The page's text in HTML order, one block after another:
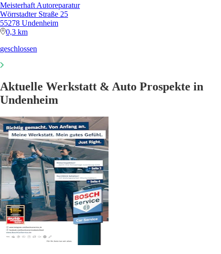
Meisterhaft Autoreparatur
Wörrstadter Straße 25
55278 Undenheim
0,3 km
geschlossen
Aktuelle Werkstatt & Auto Prospekte in
Undenheim